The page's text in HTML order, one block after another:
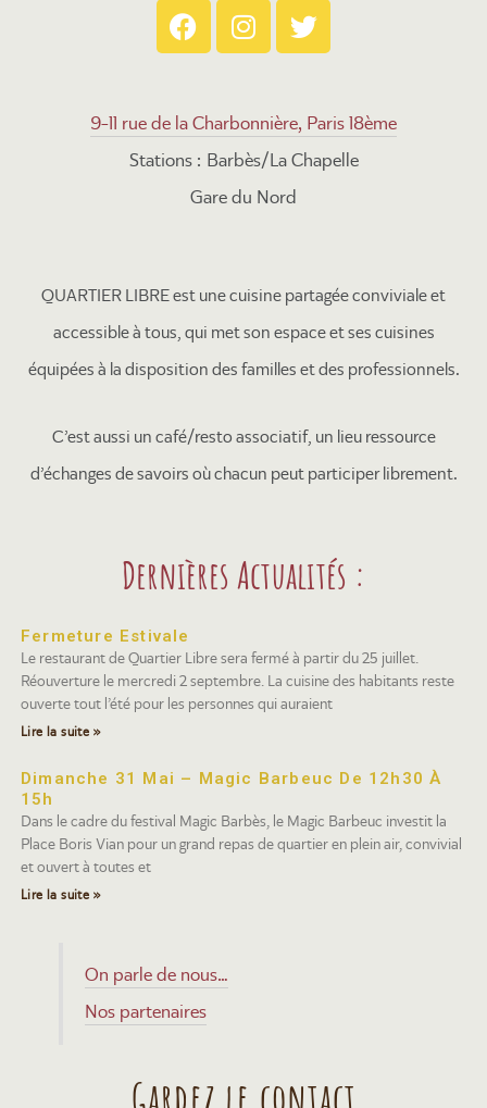
9-11 rue de la Charbonnière, Paris 18ème
Stations : Barbès/La Chapelle
Gare du Nord
QUARTIER LIBRE est une cuisine partagée conviviale et
accessible à tous, qui met son espace et ses cuisines
équipées à la disposition des familles et des professionnels.
C’est aussi un café/resto associatif, un lieu ressource
d’échanges de savoirs où chacun peut participer librement.
Dernières Actualités :
Fermeture Estivale
Le restaurant de Quartier Libre sera fermé à partir du 25 juillet.
Réouverture le mercredi 2 septembre. La cuisine des habitants reste
ouverte tout l’été pour les personnes qui auraient
Lire la suite »
Dimanche 31 Mai – Magic Barbeuc De 12h30 À
15h
Dans le cadre du festival Magic Barbès, le Magic Barbeuc investit la
Place Boris Vian pour un grand repas de quartier en plein air, convivial
et ouvert à toutes et
Lire la suite »
On parle de nous…
Nos partenaires